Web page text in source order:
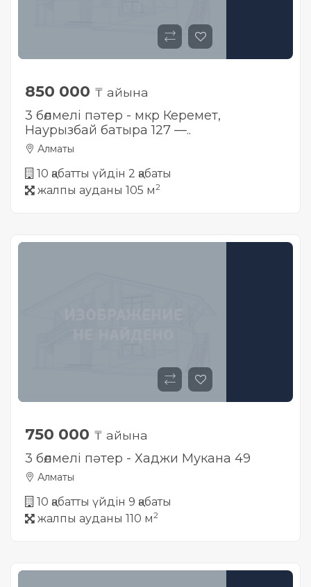
850 000 ₸ айына
3 бөлмелі пәтер - мкр Керемет,
Наурызбай батыра 127 —..
Алматы
10 қабатты үйдін 2 қабаты
жалпы ауданы 105 м2
750 000 ₸ айына
3 бөлмелі пәтер - Хаджи Мукана 49
Алматы
10 қабатты үйдін 9 қабаты
жалпы ауданы 110 м2